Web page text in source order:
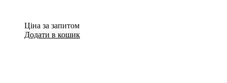
Ціна за запитом
Додати в кошик